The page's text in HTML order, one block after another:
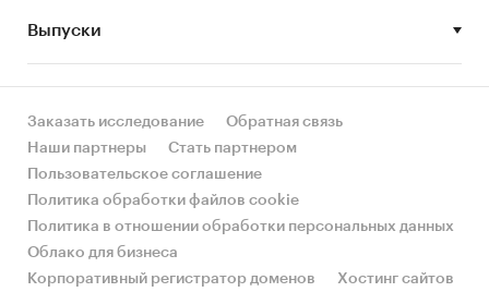
коммерческой недвижимости г. Москвы
Данное исследование предназначено для ряда
специалистов, работающих на рынке
недвижимости, в частности:
маркетологи-аналитики, менеджеры по
маркетингу, менеджеры по маркетинговым
Выпуски
Заказать исследование
Обратная связь
Наши партнеры
Стать партнером
Пользовательское соглашение
Политика обработки файлов cookie
Политика в отношении обработки персональных данных
Облако для бизнеса
Корпоративный регистратор доменов
Хостинг сайтов